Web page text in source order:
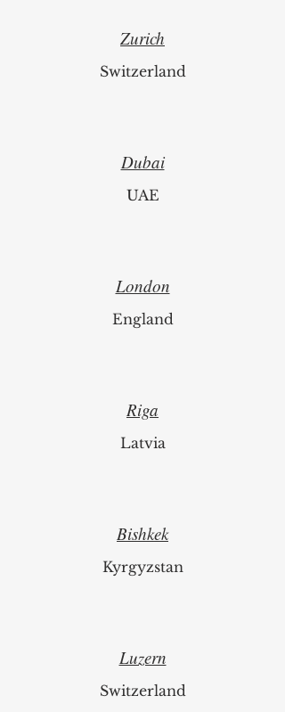
Zurich
Switzerland
Dubai
UAE
London
England
Riga
Latvia
Bishkek
Kyrgyzstan
Luzern
Switzerland